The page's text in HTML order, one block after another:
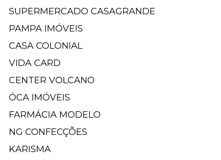
SUPERMERCADO CASAGRANDE
PAMPA IMÓVEIS
CASA COLONIAL
VIDA CARD
CENTER VOLCANO
ÓCA IMÓVEIS
FARMÁCIA MODELO
NG CONFECÇÕES
KARISMA